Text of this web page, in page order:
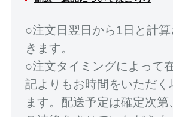
○注文日翌日から1日と計
きます。
○注文タイミングによって
記よりもお時間をいただく
ます。配送予定は確定次第